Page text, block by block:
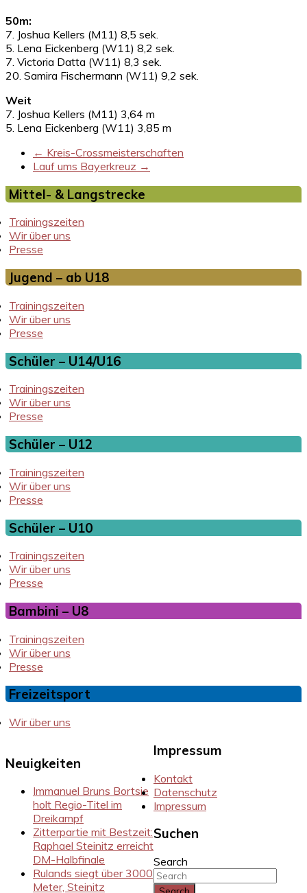
50m:
7. Joshua Kellers (M11) 8,5 sek.
5. Lena Eickenberg (W11) 8,2 sek.
7. Victoria Datta (W11) 8,3 sek.
20. Samira Fischermann (W11) 9,2 sek.
Weit
7. Joshua Kellers (M11) 3,64 m
5. Lena Eickenberg (W11) 3,85 m
← Kreis-Crossmeisterschaften
Lauf ums Bayerkreuz →
Mittel- & Langstrecke
Trainingszeiten
Wir über uns
Presse
Jugend – ab U18
Trainingszeiten
Wir über uns
Presse
Schüler – U14/U16
Trainingszeiten
Wir über uns
Presse
Schüler – U12
Trainingszeiten
Wir über uns
Presse
Schüler – U10
Trainingszeiten
Wir über uns
Presse
Bambini – U8
Trainingszeiten
Wir über uns
Presse
Freizeitsport
Wir über uns
Neuigkeiten
Immanuel Bruns Bortsie
holt Regio-Titel im
Dreikampf
Zitterpartie mit Bestzeit:
Raphael Steinitz erreicht
DM-Halbfinale
Rulands siegt über 3000
Meter, Steinitz
Impressum
Kontakt
Datenschutz
Impressum
Suchen
Search